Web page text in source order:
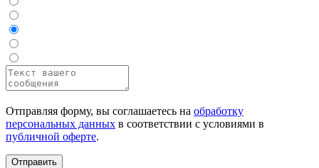
Отправляя форму, вы соглашаетесь на обработку
персональных данных в соответствии с условиями в
публичной оферте.
Отправить